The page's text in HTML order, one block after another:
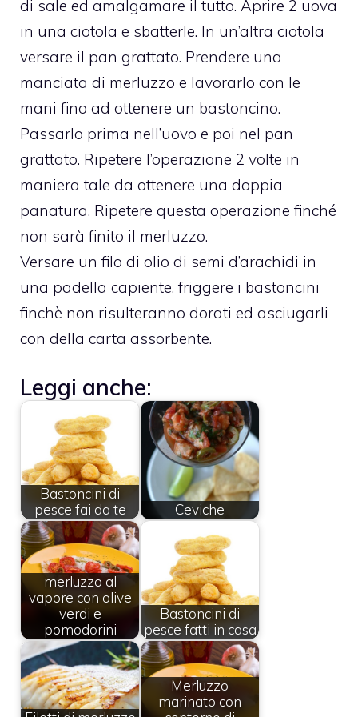
di sale ed amalgamare il tutto. Aprire 2 uova
in una ciotola e sbatterle. In un’altra ciotola
versare il pan grattato. Prendere una
manciata di merluzzo e lavorarlo con le
mani fino ad ottenere un bastoncino.
Passarlo prima nell’uovo e poi nel pan
grattato. Ripetere l’operazione 2 volte in
maniera tale da ottenere una doppia
panatura. Ripetere questa operazione finché
non sarà finito il merluzzo.
Versare un filo di olio di semi d’arachidi in
una padella capiente, friggere i bastoncini
finchè non risulteranno dorati ed asciugarli
con della carta assorbente.
Leggi anche:
Bastoncini di
pesce fai da te
Ceviche
merluzzo al
vapore con olive
verdi e
pomodorini
Bastoncini di
pesce fatti in casa
Merluzzo
marinato con